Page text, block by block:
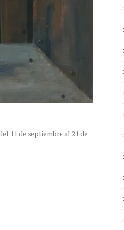
11 de septiembre al 21 de